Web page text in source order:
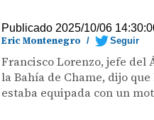
Publicado 2025/10/06
Eric Montenegro / Seguir
Francisco Lorenzo, jefe del
la Bahía de Chame, dijo
estaba equipada con un